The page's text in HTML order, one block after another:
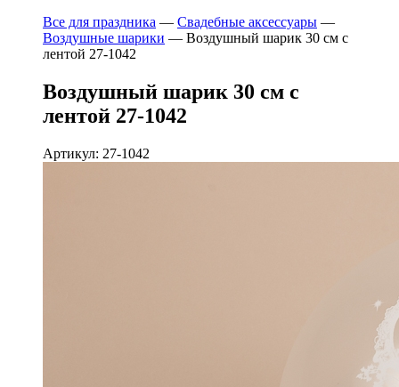
Все для праздника — Свадебные аксессуары —
Воздушные шарики — Воздушный шарик 30 см с
лентой 27-1042
Воздушный шарик 30 см с
лентой 27-1042
Артикул: 27-1042